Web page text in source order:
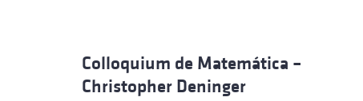
Colloquium de Matemática –
Christopher Deninger